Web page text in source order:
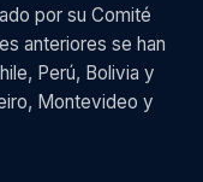
por su Comité
anteriores se han
Perú, Bolivia y
Montevideo y